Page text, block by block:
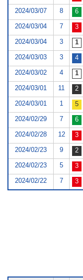
2024/03/07 8
2024/03/04 7
2024/03/04 3
2024/03/03 3
2024/03/02 4
2024/03/01 11
2024/03/01 1
2024/02/29 7
2024/02/28 12
2024/02/23 9
2024/02/23 5
2024/02/22 7